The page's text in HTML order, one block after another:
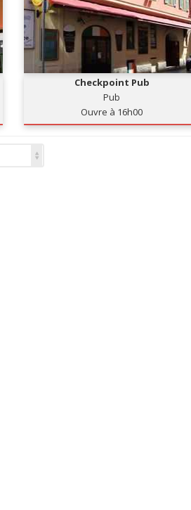
Checkpoint Pub
Pub
Ouvre à 16h00